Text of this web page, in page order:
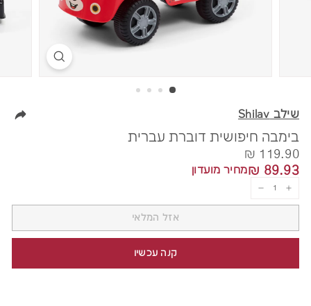
שילב Shilav
בימבה חיפושית דוברת עברית
מחיר
119.90 ₪
₪
89.93 ₪
89.93
מחיר מועדון
אזל המלאי
קנה עכשיו